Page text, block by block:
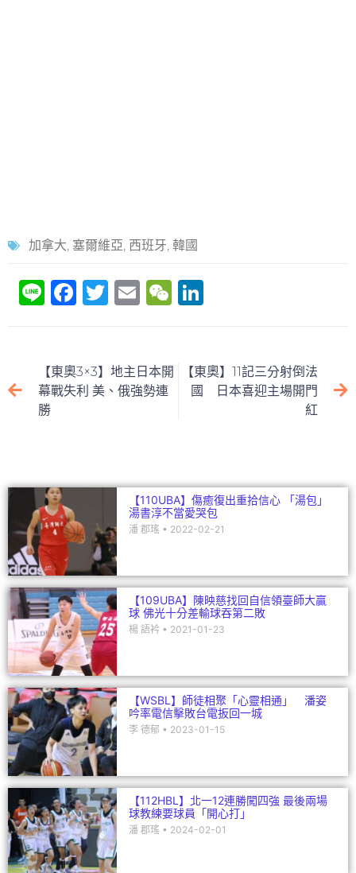
加拿大, 塞爾維亞, 西班牙, 韓國
Li F
e
b
T
er
E
l
W
h
at
e
dI
【東奧3×3】地主日本開
幕戰失利 美、俄強勢連
勝
【東奧】11記三分射倒法
國 日本喜迎主場開門
紅
【110UBA】傷癒復出重拾信心 「湯包」
湯書淳不當愛哭包
潘 郡瑤 2022-02-21
【109UBA】陳映慈找回自信領臺師大贏
球 佛光十分差輸球吞第二敗
楊 語衿 2021-01-23
【WSBL】師徒相聚「心靈相通」 潘姿
吟率電信擊敗台電扳回一城
李 德郁 2023-01-15
【112HBL】北一12連勝闖四強 最後兩場
球教練要球員「開心打」
潘 郡瑤 2024-02-01